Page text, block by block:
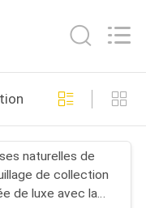
en ligne
naturelles de
de collection
de luxe avec la